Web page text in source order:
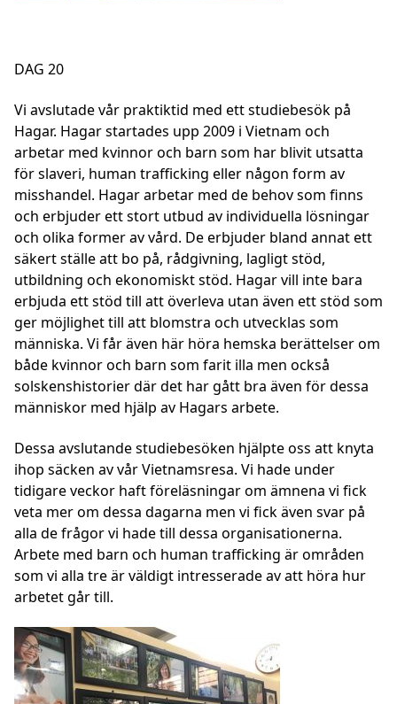
DAG 20
Vi avslutade vår praktiktid med ett studiebesök på
Hagar. Hagar startades upp 2009 i Vietnam och
arbetar med kvinnor och barn som har blivit utsatta
för slaveri, human trafficking eller någon form av
misshandel. Hagar arbetar med de behov som finns
och erbjuder ett stort utbud av individuella lösningar
och olika former av vård. De erbjuder bland annat ett
säkert ställe att bo på, rådgivning, lagligt stöd,
utbildning och ekonomiskt stöd. Hagar vill inte bara
erbjuda ett stöd till att överleva utan även ett stöd som
ger möjlighet till att blomstra och utvecklas som
människa. Vi får även här höra hemska berättelser om
både kvinnor och barn som farit illa men också
solskenshistorier där det har gått bra även för dessa
människor med hjälp av Hagars arbete.
Dessa avslutande studiebesöken hjälpte oss att knyta
ihop säcken av vår Vietnamsresa. Vi hade under
tidigare veckor haft föreläsningar om ämnena vi fick
veta mer om dessa dagarna men vi fick även svar på
alla de frågor vi hade till dessa organisationerna.
Arbete med barn och human trafficking är områden
som vi alla tre är väldigt intresserade av att höra hur
arbetet går till.